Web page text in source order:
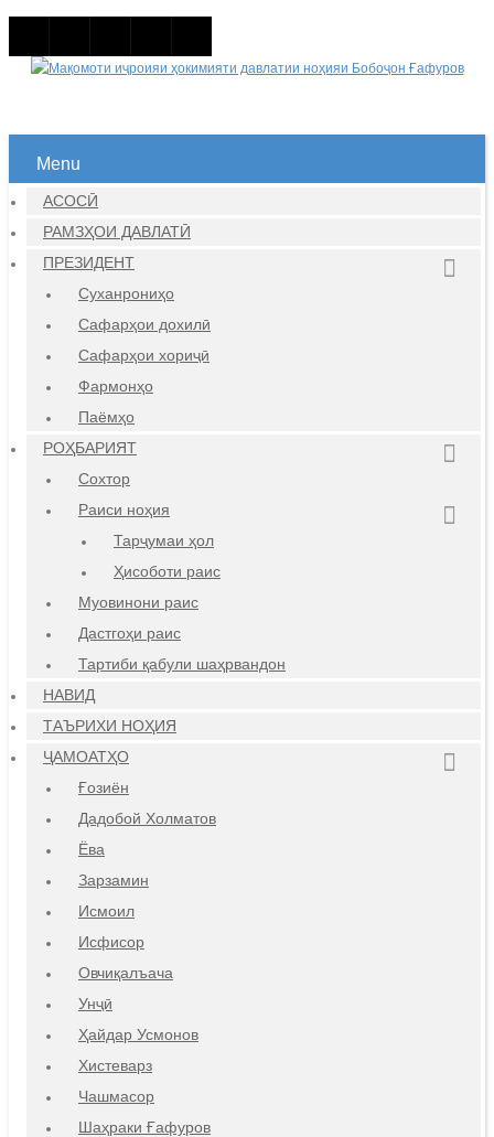
Menu
АСОСӢ
РАМЗҲОИ ДАВЛАТӢ
ПРЕЗИДЕНТ
Суханрониҳо
Сафарҳои дохилӣ
Сафарҳои хориҷӣ
Фармонҳо
Паёмҳо
РОҲБАРИЯТ
Сохтор
Раиси ноҳия
Тарҷумаи ҳол
Ҳисоботи раис
Муовинони раис
Дастгоҳи раис
Тартиби қабули шаҳрвандон
НАВИД
ТАЪРИХИ НОҲИЯ
ҶАМОАТҲО
Ғозиён
Дадобой Холматов
Ёва
Зарзамин
Исмоил
Исфисор
Овчиқалъача
Унҷӣ
Ҳайдар Усмонов
Хистеварз
Чашмасор
Шаҳраки Ғафуров